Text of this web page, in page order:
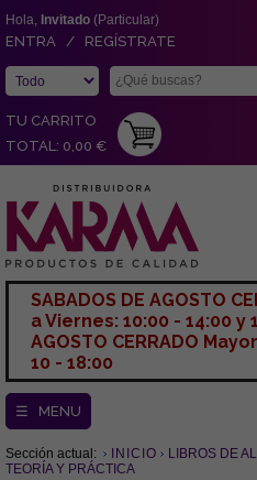
Hola, Invitado (Particular)
ENTRA / REGÍSTRATE
TU CARRITO
TOTAL: 0,00 €
SABADOS DE AGOSTO
a Viernes: 10:00 - 14:00 y
AGOSTO CERRADO
10 - 18:00
☰ MENU
Sección actual: INICIO LIBROS DE
TEORÍA Y PRÁCTICA